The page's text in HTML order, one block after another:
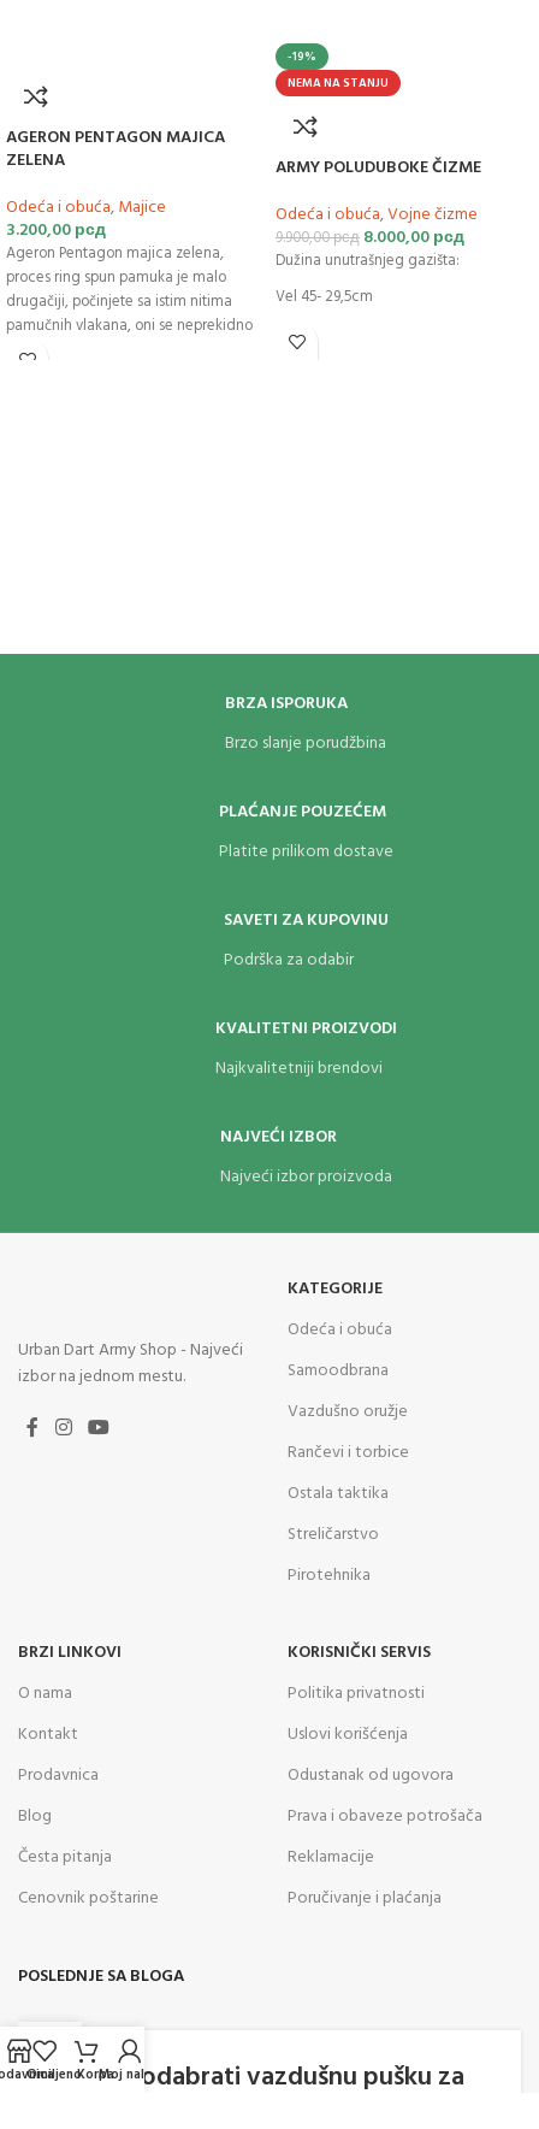
AGERON PENTAGON MAJICA
ZELENA
Odeća i obuća,Majice
3.200,00рсд
Ageron Pentagon majica zelena,
proces ring spun pamuka je malo
drugačiji, počinjete sa istim nitima
pamučnih vlakana, oni se neprekidno
-19%
NEMA NA STANJU
ARMY POLUDUBOKE ČIZME
Odeća i obuća,Vojne čizme
9.900,00рсд 8.000,00рсд
Dužina unutrašnjeg gazišta:
Vel 45- 29,5cm
BRZA ISPORUKA
Brzo slanje porudžbina
PLAĆANJE POUZEĆEM
Platite prilikom dostave
SAVETI ZA KUPOVINU
Podrška za odabir
KVALITETNI PROIZVODI
Najkvalitetniji brendovi
NAJVEĆI IZBOR
Najveći izbor proizvoda
Urban Dart Army Shop - Najveći
izbor na jednom mestu.
KATEGORIJE
Odeća i obuća
Samoodbrana
Vazdušno oružje
Rančevi i torbice
Ostala taktika
Streličarstvo
Pirotehnika
BRZI LINKOVI
O nama
Kontakt
Prodavnica
Blog
Česta pitanja
Cenovnik poštarine
KORISNIČKI SERVIS
Politika privatnosti
Uslovi korišćenja
Odustanak od ugovora
Prava i obaveze potrošača
Reklamacije
Poručivanje i plaćanja
POSLEDNJE SA BLOGA
05
AVG
Kako odabrati vazdušnu pušku za
OmiljenoKorpaMoj nalog